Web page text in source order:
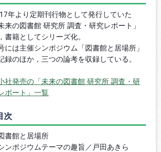
年より定期刊行物として発行していた
未来の図書館 研究所 調査・研究レポート」
書籍としてシリーズ化。
には主催シンポジウム「図書館と居場所」
録のほか，三つの論考を収録している。
社発売の「未来の図書館 研究所 調査・研
ポート」一覧
次
書館と居場所
ンポジウムテーマの趣旨／戸田あきら